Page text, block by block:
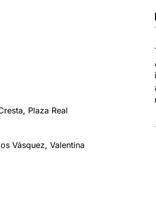
Plaza Real
Vásquez, Valentina